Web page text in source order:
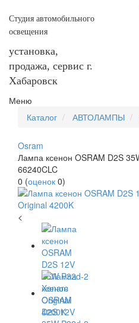
Студия автомобильного
освещения
установка,
продажа, сервис г.
Хабаровск
Меню
Каталог
АВТОЛАМПЫ
Osram
Лампа ксенон OSRAM D2S
66240CLC
0 (оценок 0)
<